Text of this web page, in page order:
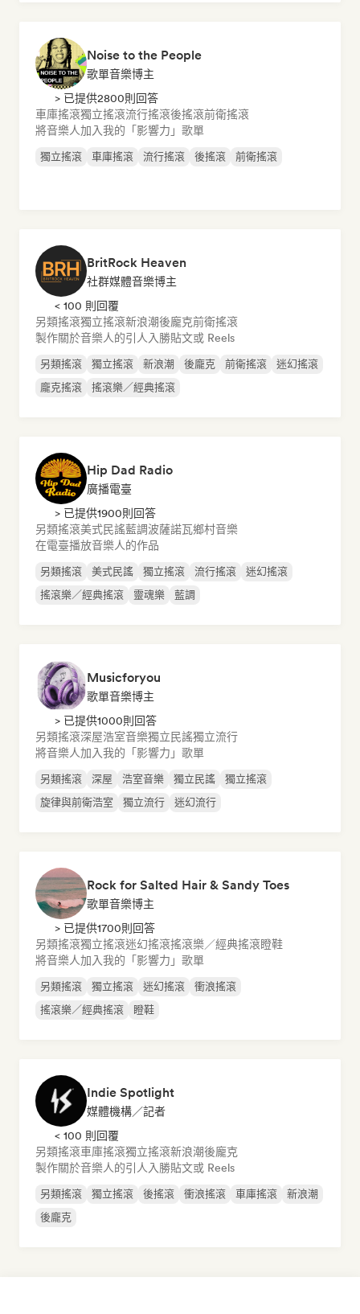
Noise to the People
歌單音樂博主
> 已提供2800則回答
車庫搖滾獨立搖滾流行搖滾後搖滾前衛搖滾
將音樂人加入我的「影響力」歌單
獨立搖滾 車庫搖滾 流行搖滾 後搖滾 前衛搖滾
BritRock Heaven
社群媒體音樂博主
< 100 則回覆
另類搖滾獨立搖滾新浪潮後龐克前衛搖滾
製作關於音樂人的引人入勝貼文或 Reels
另類搖滾 獨立搖滾 新浪潮 後龐克 前衛搖滾
迷幻搖滾
龐克搖滾
搖滾樂／經典搖滾
Hip Dad Radio
廣播電臺
> 已提供1900則回答
另類搖滾美式民謠藍調波薩諾瓦鄉村音樂
在電臺播放音樂人的作品
另類搖滾 美式民謠 獨立搖滾 流行搖滾
迷幻搖滾
搖滾樂／經典搖滾
靈魂樂 藍調
Musicforyou
歌單音樂博主
> 已提供1000則回答
另類搖滾深屋浩室音樂獨立民謠獨立流行
將音樂人加入我的「影響力」歌單
另類搖滾 深屋 浩室音樂 獨立民謠
獨立搖滾
旋律與前衛浩室
獨立流行 迷幻流行
Rock for Salted Hair & Sandy Toes
歌單音樂博主
> 已提供1700則回答
另類搖滾獨立搖滾迷幻搖滾搖滾樂／經典搖滾瞪鞋
將音樂人加入我的「影響力」歌單
另類搖滾 獨立搖滾 迷幻搖滾
衝浪搖滾
搖滾樂／經典搖滾
瞪鞋
Indie Spotlight
媒體機構／記者
< 100 則回覆
另類搖滾車庫搖滾獨立搖滾新浪潮後龐克
製作關於音樂人的引人入勝貼文或 Reels
另類搖滾 獨立搖滾 後搖滾 衝浪搖滾 車庫搖滾
新浪潮
後龐克